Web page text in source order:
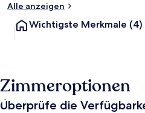
Alle anzeigen
Wichtigste Merkmale (4)
Zimmeroptionen
Überprüfe die